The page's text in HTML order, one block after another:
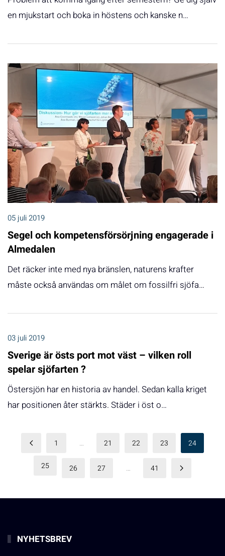
en mjukstart och boka in höstens och kanske n…
05 juli 2019
Segel och kompetensförsörjning engagerade i
Almedalen
Det räcker inte med nya bränslen, naturens krafter
måste också användas om målet om fossilfri sjöfa…
03 juli 2019
Sverige är östs port mot väst – vilken roll
spelar sjöfarten ?
Östersjön har en historia av handel. Sedan kalla kriget
har positionen åter stärkts. Städer i öst o…
1 … 21 22 23 24
25 26 27 … 41
NYHETSBREV